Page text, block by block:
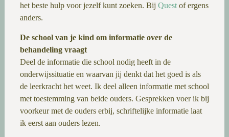
het beste hulp voor jezelf kunt zoeken. Bij Quest of ergens
anders.
De school van je kind om informatie over de
behandeling vraagt
Deel de informatie die school nodig heeft in de
onderwijssituatie en waarvan jij denkt dat het goed is als
de leerkracht het weet. Ik deel alleen informatie met school
met toestemming van beide ouders. Gesprekken voer ik bij
voorkeur met de ouders erbij, schriftelijke informatie laat
ik eerst aan ouders lezen.